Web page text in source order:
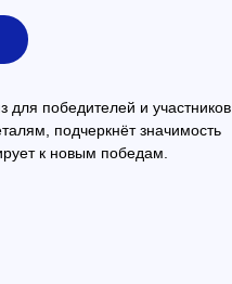
победителей и участников
подчеркнёт значимость
к новым победам.